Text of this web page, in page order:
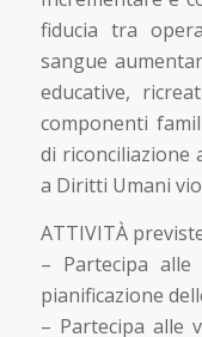
fiducia tra
sangue
educative,
componenti
di riconciliazione
a Diritti Umani
ATTIVITÀ
– Partecipa alle
pianificazione
– Partecipa alle